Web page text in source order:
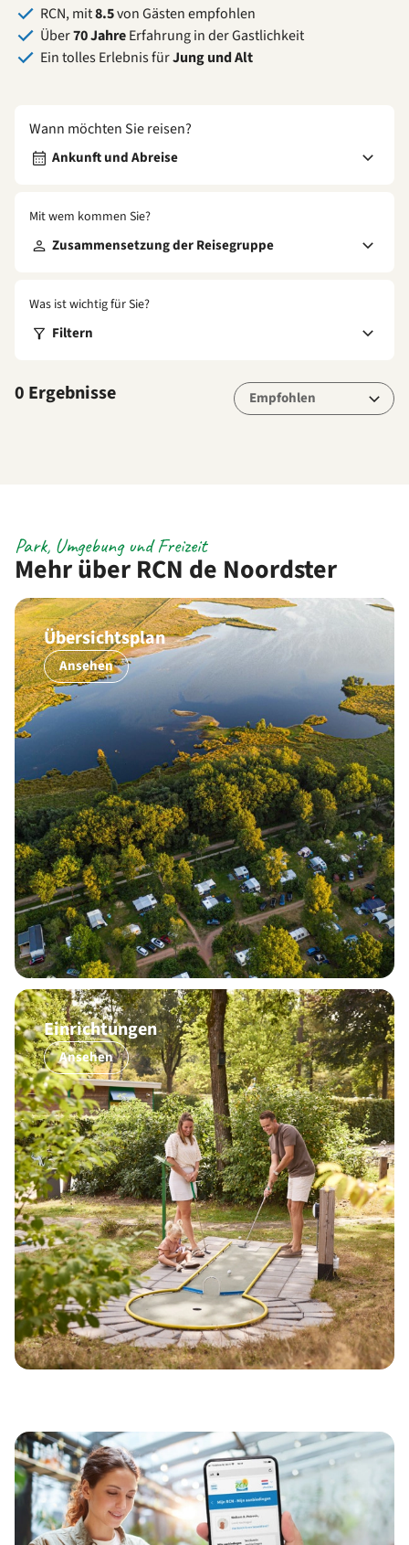
RCN, mit8.5von Gästen empfohlen
Über70 JahreErfahrung in der Gastlichkeit
Ein tolles Erlebnis fürJung und Alt
Wann möchten Sie reisen?
Ankunft und Abreise
Mit wem kommen Sie?
Zusammensetzung der Reisegruppe
Was ist wichtig für Sie?
Filtern
0 Ergebnisse
Mehr über RCN de Noordster
Park, Umgebung und Freizeit
Übersichtsplan
Ansehen
Einrichtungen
Ansehen